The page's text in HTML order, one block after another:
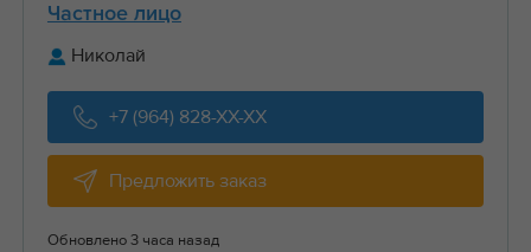
Частное лицо
Николай
+7 (964) 828-XX-XX
Предложить заказ
Обновлено 3 часа назад